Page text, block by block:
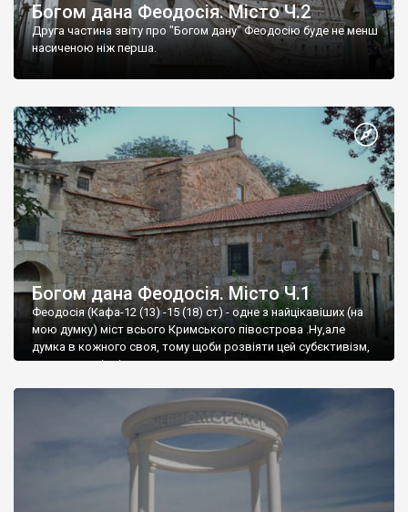
Богом дана Феодосія. Місто Ч.2
Друга частина звіту про "Богом дану" Феодосію буде не менш
насиченою ніж перша.
Богом дана Феодосія. Місто Ч.1
Феодосія (Кафа-12 (13) -15 (18) ст) - одне з найцікавіших (на
мою думку) міст всього Кримського півострова .Ну,але
думка в кожного своя, тому щоби розвіяти цей субєктивізм,
запрошую відвідати це